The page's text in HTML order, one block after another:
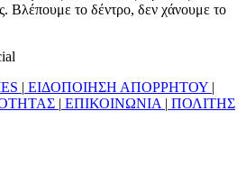
Βλέπουμε το δέντρο, δεν χάνουμε το
| ΕΙΔΟΠΟΙΗΣΗ ΑΠΟΡΡΗΤΟΥ |
| ΕΠΙΚΟΙΝΩΝΙΑ | ΠΟΛΙΤΗΣ